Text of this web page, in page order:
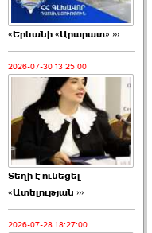
«Երևանի «Արարատ» ›››
2026-07-30 13:25:00
Տեղի է ունեցել
«Ատելության ›››
2026-07-28 18:27:00